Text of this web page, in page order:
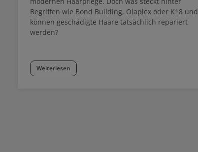
Begriffen wie Bond Building, Olaplex oder K18 und
können geschädigte Haare tatsächlich repariert
werden?
Weiterlesen